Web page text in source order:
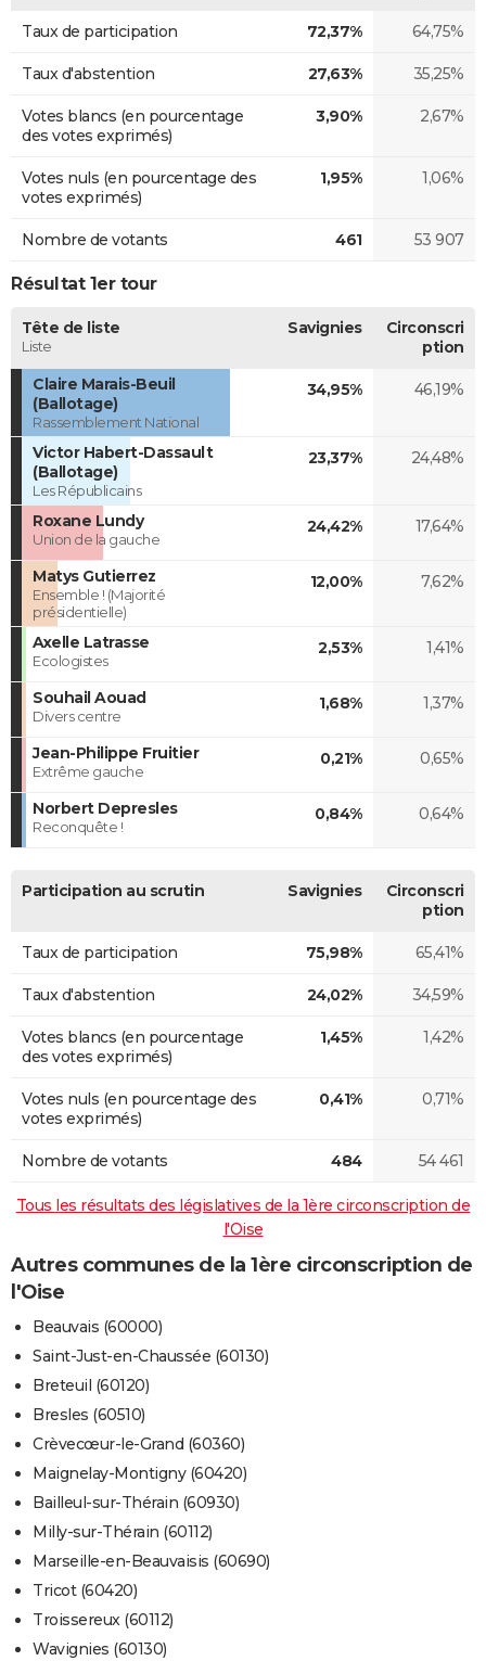
Taux de participation 72,37% 64,75%
Taux d'abstention 27,63% 35,25%
Votes blancs (en pourcentage
des votes exprimés)
3,90% 2,67%
Votes nuls (en pourcentage des
votes exprimés)
1,95% 1,06%
Nombre de votants 461 53 907
Résultat 1er tour
Tête de liste
Liste
Savignies
Circonscri
ption
Claire Marais-Beuil
(Ballotage)
Rassemblement National
34,95% 46,19%
Victor Habert-Dassault
(Ballotage)
Les Républicains
23,37% 24,48%
Roxane Lundy
Union de la gauche
24,42% 17,64%
Matys Gutierrez
Ensemble ! (Majorité
présidentielle)
12,00% 7,62%
Axelle Latrasse
Ecologistes
2,53% 1,41%
Souhail Aouad
Divers centre
1,68% 1,37%
Jean-Philippe Fruitier
Extrême gauche
0,21% 0,65%
Norbert Depresles
Reconquête !
0,84% 0,64%
Participation au scrutin Savignies
Circonscri
ption
Taux de participation 75,98% 65,41%
Taux d'abstention 24,02% 34,59%
Votes blancs (en pourcentage
des votes exprimés)
1,45% 1,42%
Votes nuls (en pourcentage des
votes exprimés)
0,41% 0,71%
Nombre de votants 484 54 461
Tous les résultats des législatives de la 1ère circonscription de
l'Oise
Autres communes de la 1ère circonscription de
l'Oise
Beauvais (60000)
Saint-Just-en-Chaussée (60130)
Breteuil (60120)
Bresles (60510)
Crèvecœur-le-Grand (60360)
Maignelay-Montigny (60420)
Bailleul-sur-Thérain (60930)
Milly-sur-Thérain (60112)
Marseille-en-Beauvaisis (60690)
Tricot (60420)
Troissereux (60112)
Wavignies (60130)